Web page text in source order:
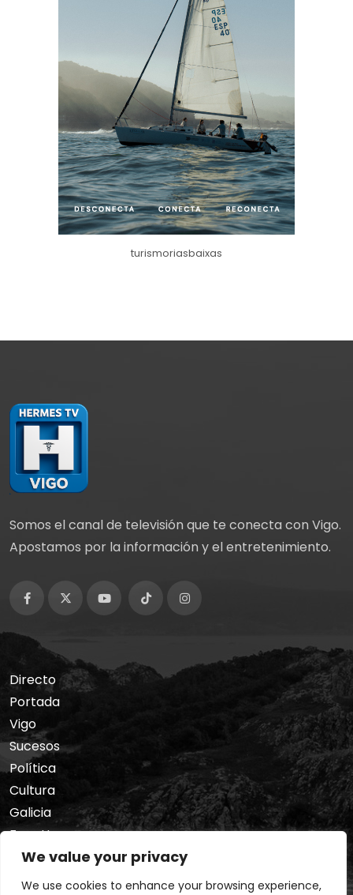
We value your privacy
We use cookies to enhance your browsing experience,
turismoriasbaixas
Somos el canal de televisión que te conecta con Vigo.
Apostamos por la información y el entretenimiento.
Directo
Portada
Vigo
Sucesos
Política
Cultura
Galicia
Foro Hermes
Nosotros
Privacidad